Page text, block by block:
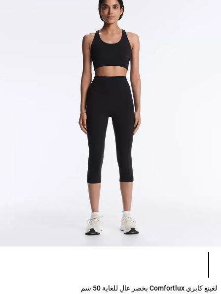
لغينغ كابري Comfortlux بخصر عالٍ للغاية 50 سم